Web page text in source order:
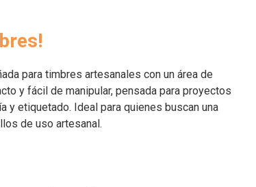
para timbres artesanales con un área de
y fácil de manipular, pensada para proyectos
y etiquetado. Ideal para quienes buscan una
de uso artesanal.